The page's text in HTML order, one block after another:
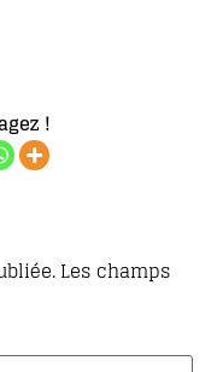
!
Les champs